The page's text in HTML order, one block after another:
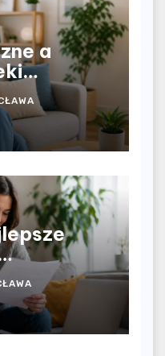
a
–
daje
uniknąć